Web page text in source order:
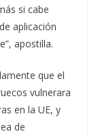
si cabe
aplicación
apostilla.
que el
vulnerara
en la UE, y
de